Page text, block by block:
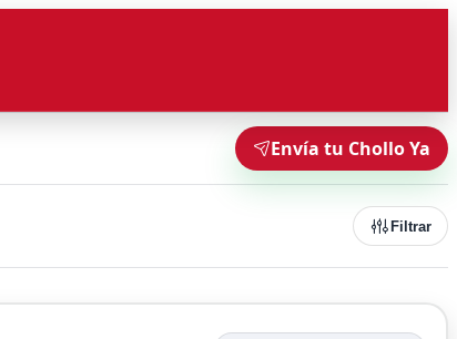
Envía tu Chollo Ya
Filtrar